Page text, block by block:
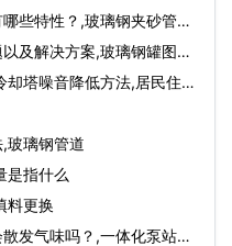
些特性？,玻璃钢夹砂管
及解决方案,玻璃钢罐图
塔噪音降低方法,居民住宅
玻璃钢管道
是指什么
料更换
发气味吗？,一体化泵站厂